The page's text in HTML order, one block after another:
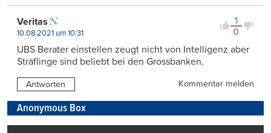
1
0
Veritas
10.08.2021 um 10:31
UBS Berater einstellen zeugt nicht von Intelligenz aber
Sträflinge sind beliebt bei den Grossbanken.
Antworten Kommentar melden
Anonymous Box